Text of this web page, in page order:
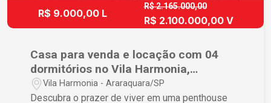
R$ 9.000,00 L
R$ 2.165.000,00
R$ 2.100.000,00 V
Casa para venda e locação com 04
dormitórios no Vila Harmonia,
Araraquara.
Vila Harmonia - Araraquara/SP
Descubra o prazer de viver em uma penthouse